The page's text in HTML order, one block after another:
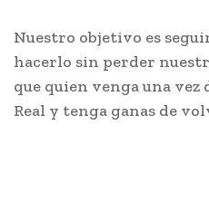
Nuestro objetivo es
hacerlo sin perder
que quien venga una
Real y tenga ganas de